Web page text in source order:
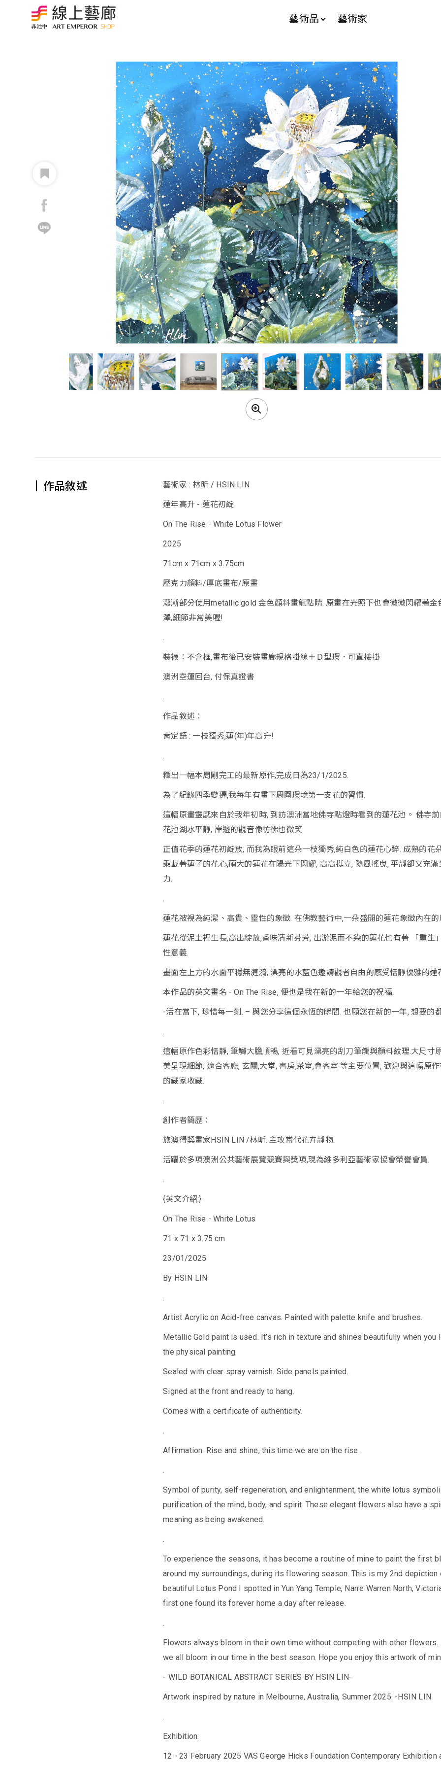
藝術品 藝術家
作品敘述 藝術家 : 林昕 / HSIN LIN
蓮年高升 - 蓮花初綻
On The Rise - White Lotus Flower
2025
71cm x 71cm x 3.75cm
壓克力顏料/厚底畫布/原畫
潑漸部分使用metallic gold 金色顏料畫龍點睛. 原畫在光照下也會微微閃耀著金
澤,細節非常美喔!
.
裝裱：不含框,畫布後已安裝畫廊規格掛線＋Ｄ型環．可直接掛
澳洲空運回台, 付保真證書
.
作品敘述：
肯定語 : 一枝獨秀,蓮(年)年高升!
.
釋出一幅本周剛完工的最新原作,完成日為23/1/2025.
為了紀錄四季變遷,我每年有畫下周圍環境第一支花的習慣.
這幅原畫靈感來自於我年初時, 到訪澳洲當地佛寺點燈時看到的蓮花池。 佛寺
花池湖水平靜, 岸邊的觀音像彷彿也微笑.
正值花季的蓮花初綻放, 而我為眼前這朵一枝獨秀,純白色的蓮花心醉. 成熟的花
乘載著蓮子的花心,碩大的蓮花在陽光下閃耀, 高高挺立, 隨風搖曳, 平靜卻又充滿
力.
.
蓮花被視為純潔、高貴、靈性的象徵. 在佛教藝術中,一朵盛開的蓮花象徵內在的
蓮花從泥土裡生長,高出綻放,香味清新芬芳, 出淤泥而不染的蓮花也有著 「重生
性意義.
畫面左上方的水面平穩無漣漪, 漂亮的水藍色邀請觀者自由的感受恬靜優雅的蓮
本作品的英文畫名 - On The Rise, 便也是我在新的一年給您的祝福.
-活在當下, 珍惜每一刻. – 與您分享這個永恆的瞬間. 也願您在新的一年, 想要的
.
這幅原作色彩恬靜, 筆觸大膽順暢, 近看可見漂亮的刮刀筆觸與顏料紋理.大尺寸
美呈現細節, 適合客廳, 玄關,大堂, 書房,茶室,會客室 等主要位置, 歡迎與這幅原
的藏家收藏.
.
創作者簡歷：
旅澳得獎畫家HSIN LIN /林昕. 主攻當代花卉靜物.
活躍於多項澳洲公共藝術展覽競賽與獎項,現為維多利亞藝術家協會榮譽會員.
.
{英文介紹:}
On The Rise - White Lotus
71 x 71 x 3.75 cm
23/01/2025
By HSIN LIN
.
Artist Acrylic on Acid-free canvas. Painted with palette knife and brushes.
Metallic Gold paint is used. It’s rich in texture and shines beautifully when you
the physical painting.
Sealed with clear spray varnish. Side panels painted.
Signed at the front and ready to hang.
Comes with a certificate of authenticity.
.
Affirmation: Rise and shine, this time we are on the rise.
.
Symbol of purity, self-regeneration, and enlightenment, the white lotus
purification of the mind, body, and spirit. These elegant flowers also have a
meaning as being awakened.
.
To experience the seasons, it has become a routine of mine to paint the first
around my surroundings, during its flowering season. This is my 2nd depiction
beautiful Lotus Pond I spotted in Yun Yang Temple, Narre Warren North,
first one found its forever home a day after release.
.
Flowers always bloom in their own time without competing with other flowers.
we all bloom in our time in the best season. Hope you enjoy this artwork of
- WILD BOTANICAL ABSTRACT SERIES BY HSIN LIN-
Artwork inspired by nature in Melbourne, Australia, Summer 2025. -HSIN LIN
.
Exhibition:
12 - 23 February 2025 VAS George Hicks Foundation Contemporary Exhibition